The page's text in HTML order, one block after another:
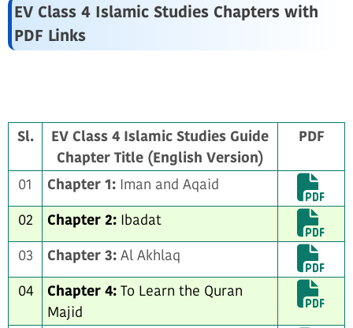
EV Class 4 Islamic Studies Chapters with
PDF Links
Sl.
EV Class 4 Islamic Studies Guide
Chapter Title (English Version)
PDF
01 Chapter 1: Iman and Aqaid
02
Chapter 2: Ibadat
03
Chapter 3: Al Akhlaq
04
Chapter 4: To Learn the Quran
Majid